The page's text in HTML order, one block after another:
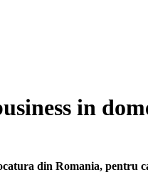
in
din Romania, pentru